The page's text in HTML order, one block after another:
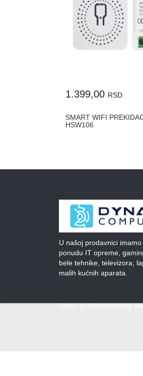
1.399,00 RSD.
SMART WIFI
HSW106
U našoj prodavnici imamo
ponudu IT opreme,
bele tehnike, televizora,
malih kućnih aparata.
Cene su informativnog